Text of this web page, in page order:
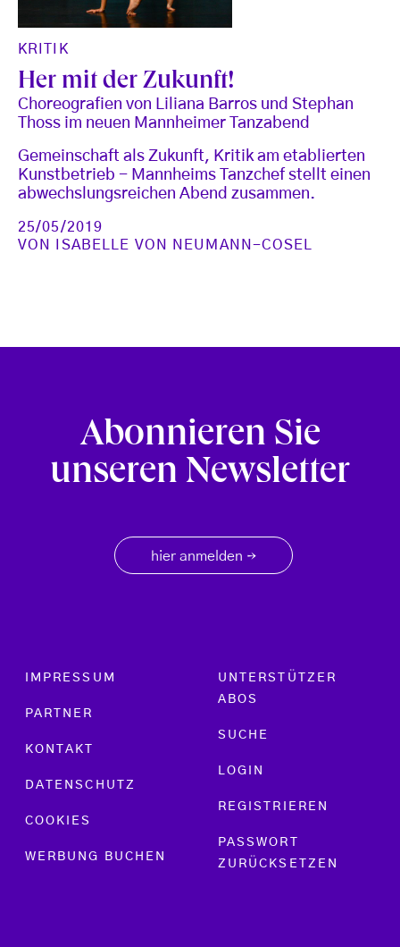
KRITIK
Her mit der Zukunft!
Choreografien von Liliana Barros und Stephan
Thoss im neuen Mannheimer Tanzabend
Gemeinschaft als Zukunft, Kritik am etablierten
Kunstbetrieb - Mannheims Tanzchef stellt einen
abwechslungsreichen Abend zusammen.
25/05/2019
VON
ISABELLE VON NEUMANN-COSEL
Abonnieren Sie
unseren Newsletter
hier anmelden →
Footer menu
IMPRESSUM
PARTNER
KONTAKT
DATENSCHUTZ
COOKIES
WERBUNG BUCHEN
UNTERSTÜTZER
ABOS
SUCHE
LOGIN
REGISTRIEREN
PASSWORT
ZURÜCKSETZEN